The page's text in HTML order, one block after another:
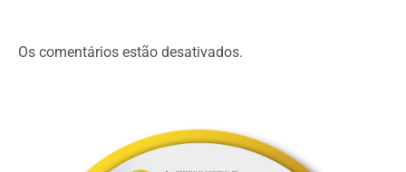
Os comentários estão desativados.